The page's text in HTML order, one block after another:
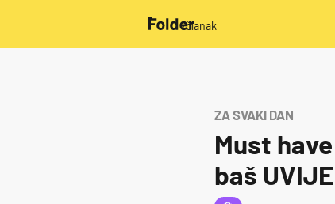
/članak
ZA SVAKI DAN
Must
baš